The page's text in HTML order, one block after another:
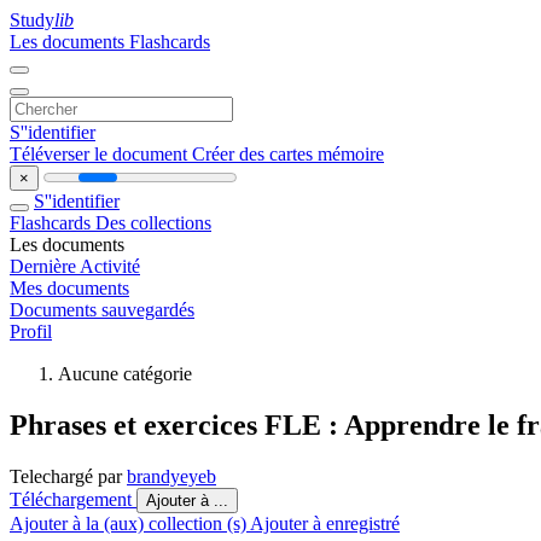
Studylib
Les documents Flashcards
S''identifier
Téléverser le document Créer des cartes mémoire
×
S''identifier
Flashcards Des collections
Les documents
Dernière Activité
Mes documents
Documents sauvegardés
Profil
Aucune catégorie
Phrases et exercices FLE : Apprendre le
Telechargé parbrandyeyeb
Téléchargement
Ajouter à ...
Ajouter à la (aux) collection (s) Ajouter à enregistré